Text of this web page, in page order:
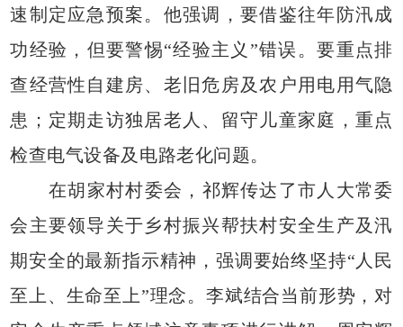
速制定应急预案。他强调，要借鉴往年防汛成
功经验，但要警惕“经验主义”错误。要重点排
查经营性自建房、老旧危房及农户用电用气隐
患；定期走访独居老人、留守儿童家庭，重点
检查电气设备及电路老化问题。
在胡家村村委会，祁辉传达了市人大常委
会主要领导关于乡村振兴帮扶村安全生产及汛
期安全的最新指示精神，强调要始终坚持“人民
至上、生命至上”理念。李斌结合当前形势，对